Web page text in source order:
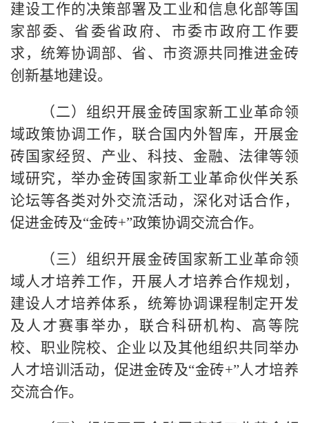
建设工作的决策部署及工业和信息化部等国
家部委、省委省政府、市委市政府工作要
求，统筹协调部、省、市资源共同推进金砖
创新基地建设。
（二）组织开展金砖国家新工业革命领
域政策协调工作，联合国内外智库，开展金
砖国家经贸、产业、科技、金融、法律等领
域研究，举办金砖国家新工业革命伙伴关系
论坛等各类对外交流活动，深化对话合作，
促进金砖及“金砖+”政策协调交流合作。
（三）组织开展金砖国家新工业革命领
域人才培养工作，开展人才培养合作规划，
建设人才培养体系，统筹协调课程制定开发
及人才赛事举办，联合科研机构、高等院
校、职业院校、企业以及其他组织共同举办
人才培训活动，促进金砖及“金砖+”人才培养
交流合作。